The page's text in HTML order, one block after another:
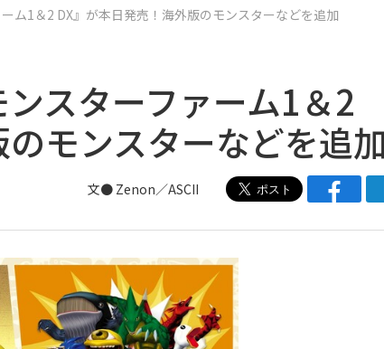
ム1＆2 DX』が本日発売！海外版のモンスターなどを追加
スターファーム1＆2
モンスターなどを追加
文● Zenon／ASCII